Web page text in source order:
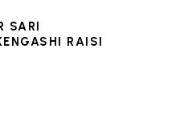
SARI
RAISI